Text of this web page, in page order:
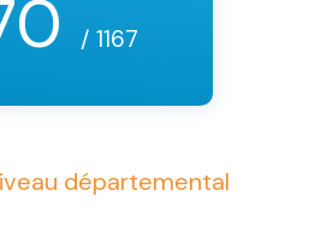
/ 1167
départemental